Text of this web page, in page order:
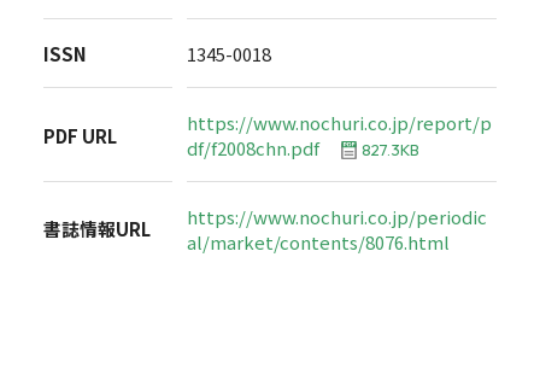
ISSN 1345-0018
PDF URL
https://www.nochuri.co.jp/report/p
df/f2008chn.pdf
827.3KB
書誌情報URL
https://www.nochuri.co.jp/periodic
al/market/contents/8076.html